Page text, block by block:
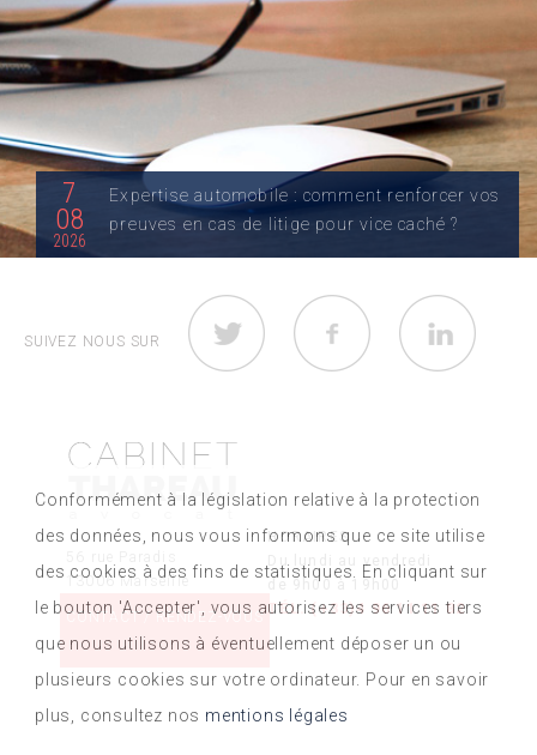
7
08
2026
Expertise automobile : comment renforcer vos
preuves en cas de litige pour vice caché ?
cause ? Dans la majorité des dossiers, une...
LIRE LA SUITE
ce qui change en 2026
LIRE LA SUITE
SUIVEZ NOUS SUR
13006 Marseille
CONTACT / RENDEZ-VOUS
HORAIRES
Du lundi au vendredi
de 9h00 à 19h00
TÉL. (+33)4 96 11 11 82
Conformément à la législation relative à la protection
des données, nous vous informons que ce site utilise
des cookies à des fins de statistiques. En cliquant sur
le bouton 'Accepter', vous autorisez les services tiers
que nous utilisons à éventuellement déposer un ou
plusieurs cookies sur votre ordinateur. Pour en savoir
plus, consultez nos mentions légales